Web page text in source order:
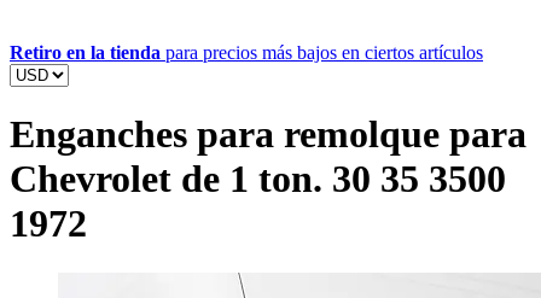
Retiro en la tienda para precios más bajos en ciertos artículos
Enganches para remolque para
Chevrolet de 1 ton. 30 35 3500
1972